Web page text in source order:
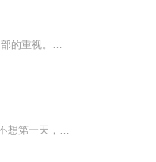
费柴半年前的一篇论文忽然在国际上得了大奖，人家发来邀请函请他去参加授奖仪式，这才得到了系统内部的重视。领导们不但把这件事当做是他个人的荣誉，还当成了是系统、部门，乃至领导集体的荣誉，为此专门组织了一个领奖团前去领奖。只是临上飞机的时候大...
添加主播V催更参加活动：yueyingliuniansheng父母双亡的林家少爷，离家出走，十年戎马回归都市，却不想第一天，就看到堂嫂将重病的爷爷送入太平间，一怒之下……每天固定两更，求月票 求订阅 求转发 求评论!不定期加更！数据越好，更新越多！